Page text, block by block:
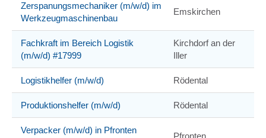
Zerspanungsmechaniker (m/w/d) im
Werkzeugmaschinenbau
Emskirchen
Fachkraft im Bereich Logistik
(m/w/d) #17999
Kirchdorf an der
Iller
Logistikhelfer (m/w/d) Rödental
Produktionshelfer (m/w/d) Rödental
Verpacker (m/w/d) in Pfronten
Pfronten